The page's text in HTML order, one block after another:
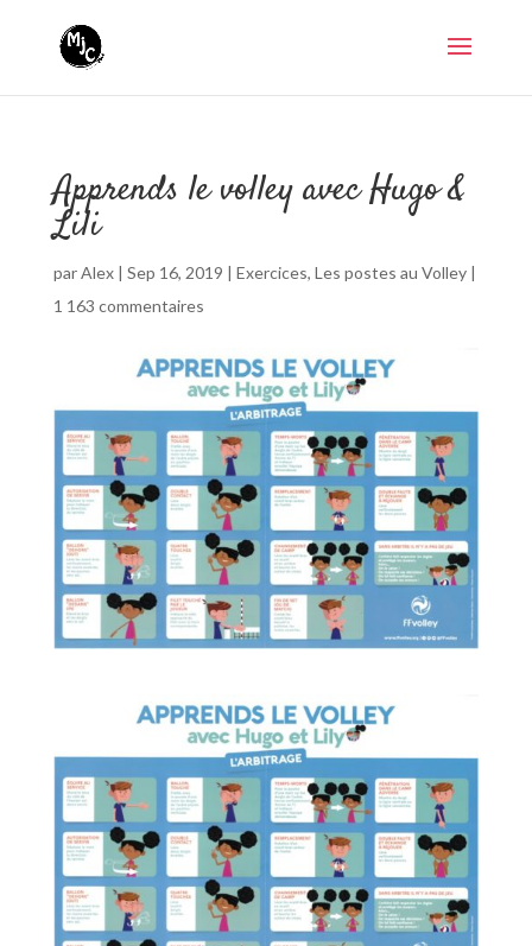
Apprends le volley avec Hugo &
Lili
parAlex| Sep 16, 2019 | Exercices, Les postes au Volley|
1 163 commentaires